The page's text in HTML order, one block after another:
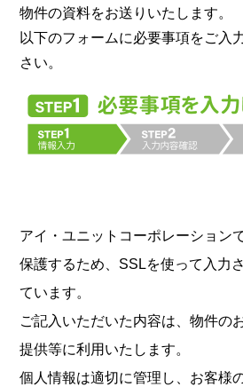
物件の資料をお送りいたします。
以下のフォームに必要事項をご入
さい。
アイ・ユニットコーポレーション
保護するため、SSLを使って入力
ています。
ご記入いただいた内容は、物件の
提供等に利用いたします。
個人情報は適切に管理し、お客様